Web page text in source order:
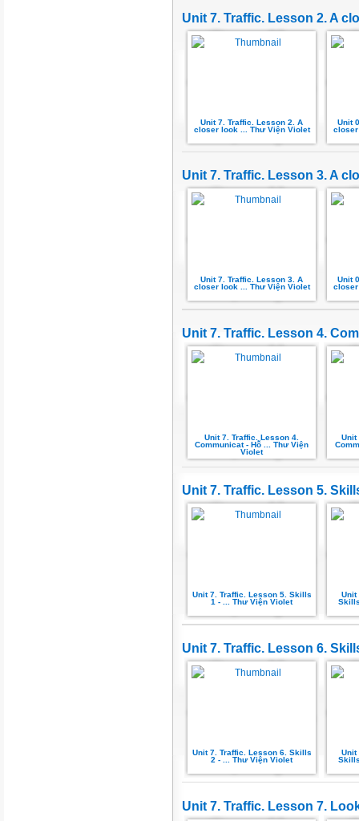
Unit 7. Traffic. Lesson 2. A
Unit 7. Traffic. Lesson 2. A
closer look ... Thư Viện Violet
Unit
closer
Unit 7. Traffic. Lesson 3. A
Unit 7. Traffic. Lesson 3. A
closer look ... Thư Viện Violet
Unit
closer
Unit 7. Traffic. Lesson 4.
Unit 7. Traffic. Lesson 4.
Communicat - Hỗ ... Thư Viện
Violet
Unit
Unit 7. Traffic. Lesson 5.
Unit 7. Traffic. Lesson 5. Skills
1 - ... Thư Viện Violet
Unit
Unit 7. Traffic. Lesson 6.
Unit 7. Traffic. Lesson 6. Skills
2 - ... Thư Viện Violet
Unit
Unit 7. Traffic. Lesson 7.